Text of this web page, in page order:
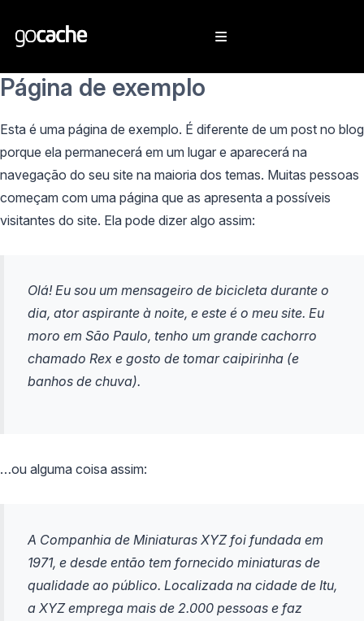
Página de exemplo
Esta é uma página de exemplo. É diferente de um post no blog
porque ela permanecerá em um lugar e aparecerá na
navegação do seu site na maioria dos temas. Muitas pessoas
começam com uma página que as apresenta a possíveis
visitantes do site. Ela pode dizer algo assim:
Olá! Eu sou um mensageiro de bicicleta durante o
dia, ator aspirante à noite, e este é o meu site. Eu
moro em São Paulo, tenho um grande cachorro
chamado Rex e gosto de tomar caipirinha (e
banhos de chuva).
…ou alguma coisa assim:
A Companhia de Miniaturas XYZ foi fundada em
1971, e desde então tem fornecido miniaturas de
qualidade ao público. Localizada na cidade de Itu,
a XYZ emprega mais de 2.000 pessoas e faz